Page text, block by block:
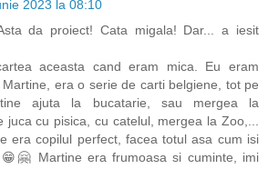
2023 la 08:10
da proiect! Cata migala! Dar... a iesit
aceasta cand eram mica. Eu eram
era o serie de carti belgiene, tot pe
ajuta la bucatarie, sau mergea la
juca cu pisica, cu catelul, mergea la Zoo,...
era copilul perfect, facea totul asa cum isi
Martine era frumoasa si cuminte, imi